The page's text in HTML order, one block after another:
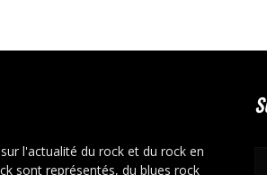
l'actualité du rock et du rock en
sont représentés, du blues rock